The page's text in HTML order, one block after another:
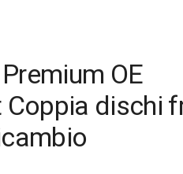
OE
Coppia dischi